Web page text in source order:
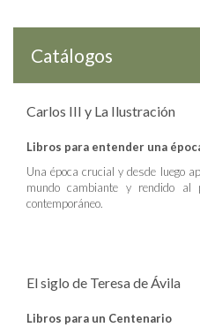
Catálogos
Carlos III y La Ilustración
Libros para entender una
Una época crucial y desde luego
mundo cambiante y rendido al
contemporáneo.
El siglo de Teresa de Ávila
Libros para un Centenario